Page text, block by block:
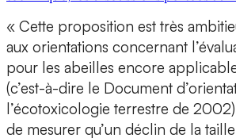
« Cette proposition est très
aux orientations concernant
pour les abeilles encore
(c’est-à-dire le Document
l’écotoxicologie terrestre de
de mesurer qu’un déclin de la